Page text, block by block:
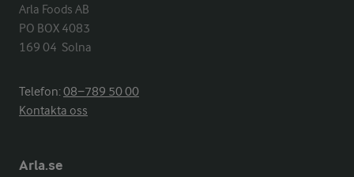
Arla Foods AB
PO BOX 4083
169 04  Solna
Telefon:08−789 50 00
Kontakta oss
Arla.se